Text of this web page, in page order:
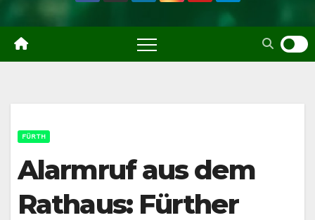
FÜRTH
Alarmruf aus dem
Rathaus: Fürther